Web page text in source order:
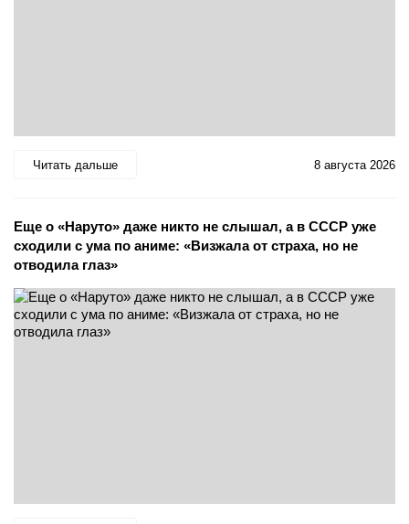
Читать дальше 8 августа 2026
Еще о «Наруто» даже никто не слышал, а в СССР уже
сходили с ума по аниме: «Визжала от страха, но не
отводила глаз»